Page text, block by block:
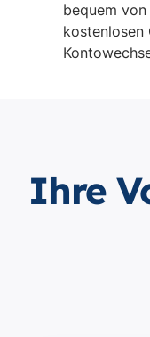
bequem
kostenlosen
Ihre